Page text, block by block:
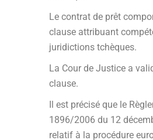
Le contrat de prêt
clause attribuant
juridictions tchèques.
La Cour de Justice a
clause.
Il est précisé que le
1896/2006 du 12
relatif à la procédure